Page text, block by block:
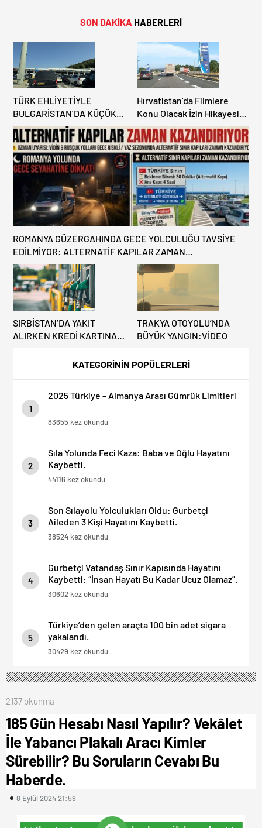
SON DAKİKA HABERLERİ
KATEGORİNİN POPÜLERLERİ
1
2025 Türkiye – Almanya Arası Gümrük Limitleri
83655 kez okundu
2
Sıla Yolunda Feci Kaza: Baba ve Oğlu Hayatını
Kaybetti.
44116 kez okundu
3
Son Sılayolu Yolculukları Oldu: Gurbetçi
Aileden 3 Kişi Hayatını Kaybetti.
38524 kez okundu
4
Gurbetçi Vatandaş Sınır Kapısında Hayatını
Kaybetti: “İnsan Hayatı Bu Kadar Ucuz Olamaz”.
30602 kez okundu
5
Türkiye’den gelen araçta 100 bin adet sigara
yakalandı.
30429 kez okundu
TÜRK EHLİYETİYLE
BULGARİSTAN’DA KÜÇÜK
HATA, ARACINA 6 AY EL
KONULMASINA YOL AÇTI
Hırvatistan’da Filmlere
Konu Olacak İzin Hikayesi:
Benzinlikte Eşini Unuttu!
ROMANYA GÜZERGAHINDA GECE YOLCULUĞU TAVSİYE
EDİLMİYOR: ALTERNATİF KAPILAR ZAMAN
KAZANDIRIYOR!
SIRBİSTAN’DA YAKIT
ALIRKEN KREDİ KARTINA
TRAKYA OTOYOLU’NDA
BÜYÜK YANGIN:VİDEO
2137 okunma
185 Gün Hesabı Nasıl Yapılır? Vekâlet
İle Yabancı Plakalı Aracı Kimler
Sürebilir? Bu Soruların Cevabı Bu
Haberde.
8 Eylül 2024 21:59